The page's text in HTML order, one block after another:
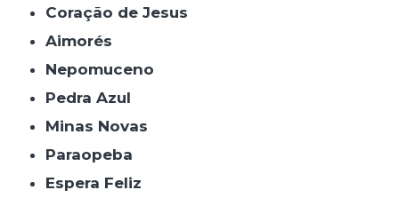
Coração de Jesus
Aimorés
Nepomuceno
Pedra Azul
Minas Novas
Paraopeba
Espera Feliz